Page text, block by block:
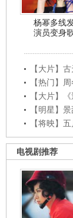
杨幂多线
演员变身
【大片】
【热门】
【大片】
【明星】
【将映】
电视剧推荐